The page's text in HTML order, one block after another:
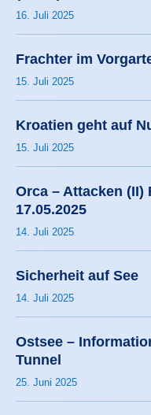
16. Juli 2025
Frachter im
15. Juli 2025
Kroatien geht auf
15. Juli 2025
Orca – Attacken
17.05.2025
14. Juli 2025
Sicherheit auf See
14. Juli 2025
Ostsee –
Tunnel
25. Juni 2025